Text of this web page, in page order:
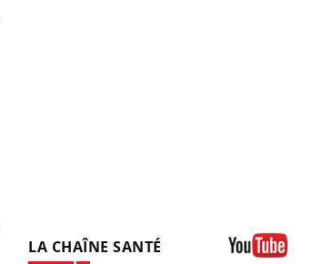
LA CHAÎNE SANTÉ